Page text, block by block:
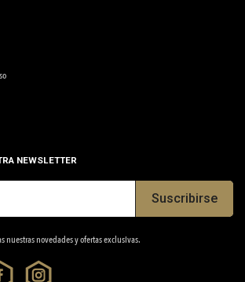
NEWSLETTER
Suscribirse
nuestras novedades y ofertas exclusivas.